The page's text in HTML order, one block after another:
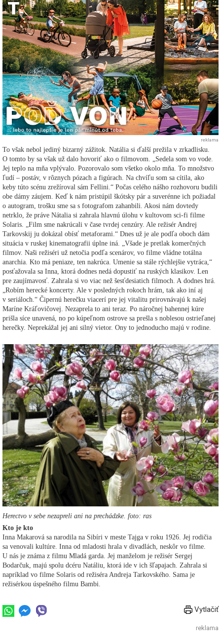
reklama
To však nebol jediný bizarný zážitok. Natália si ďalší prežila v zrkadlisku.
O tomto by sa však už dalo hovoriť ako o filmovom. „Sedela som vo vode.
Jej teplo na mňa vplývalo. Pozorovalo som všetko okolo mňa. To množstvo
ľudí – postáv, v rôznych pózach a figúrach. Na chvíľu som sa cítila, ako
keby túto scénu zrežíroval sám Fellini.“ Počas celého nášho rozhovoru budili
obe dámy záujem. Keď k nám pristúpil škótsky pár a suverénne ich požiadal
o autogram, trošku sme sa s fotografom zahanbili. Akosi nám dovtedy
netrklo, že práve Nátalia si zahrala hlavnú úlohu v kultovom sci-fi filme
Solaris. „Film sme nakrúcali v čase tvrdej cenzúry. Ale režisér Andrej
Tarkovskij ju dokázal obísť metaforami.“ Dnes už je ale podľa oboch dám
situácia v ruskej kinematografii úplne iná. „Všade je pretlak komerčných
filmov. Naši režiséri už netočia podľa scenárov, vo filme vládne totálna
anarchia. Kto má peniaze, ten nakrúca. Umenie sa stále rýchlejšie vytráca,“
posťažovala sa Inna, ktorá dodnes nedá dopustiť na ruských klasikov. Len
pre zaujímavosť. Zahrala si vo viac než šesťdesiatich filmoch. A dodnes hrá.
„Robím herecké koncerty. Ale v posledných rokoch hrám, tak ako iní aj
v seriáloch.“ Čipernú herečku viacerí pre jej vitalitu prirovnávajú k našej
Maríne Kráľovičovej. Nezaprela to ani teraz. Po náročnej bahennej kúre
prišla síce unavená, no po kúpeľnom ostrove sa prešla s noblesou ostrieľanej
herečky. Neprekážal jej ani silný vietor. Ony to jednoducho majú v rodine.
Herectvo v sebe nezapreli ani na prechádzke. foto: ras
Kto je kto
Inna Makarová sa narodila na Sibíri v meste Tajga v roku 1926. Jej rodičia
sa venovali kultúre. Inna od mladosti hrala v divadlách, neskôr vo filme.
U nás je známa z filmu Mladá garda. Jej manželom je režisér Sergej
Bodarčuk, majú spolu dcéru Natáliu, ktorá ide v ich šľapajach. Zahrala si
napríklad vo filme Solaris od režiséra Andreja Tarkovského. Sama je
režisérkou úspešného filmu Bambi.
Vytlačiť
reklama